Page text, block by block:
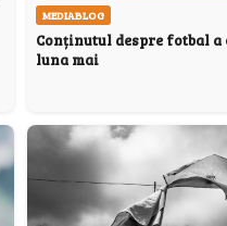
MEDIABLOG
Conținutul despre fotbal a
luna mai